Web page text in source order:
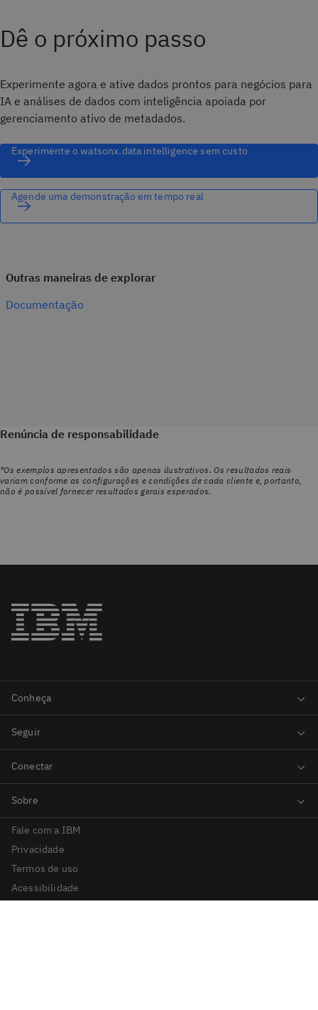
Dê o próximo passo
Experimente agora e ative dados prontos para negócios para
IA e análises de dados com inteligência apoiada por
gerenciamento ativo de metadados.
Experimente o watsonx.data intelligence sem custo
Agende uma demonstração em tempo real
Outras maneiras de explorar
Documentação
Renúncia de responsabilidade
*Os exemplos apresentados são apenas ilustrativos. Os resultados reais
variam conforme as configurações e condições de cada cliente e, portanto,
não é possível fornecer resultados gerais esperados.
Fale com a IBM
Privacidade
Termos de uso
Acessibilidade